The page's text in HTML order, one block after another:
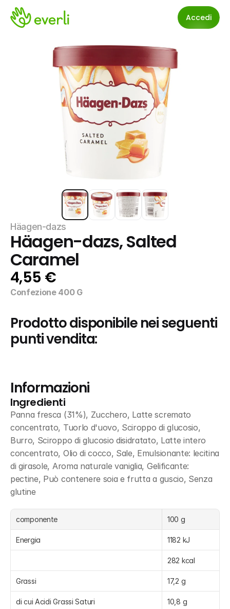
Accedi
Häagen-dazs
Häagen-dazs, Salted
Caramel
4,55 €
Confezione 400 G
Prodotto disponibile nei seguenti
punti vendita:
Informazioni
Ingredienti
Panna fresca (31%), Zucchero, Latte scremato
concentrato, Tuorlo d'uovo, Sciroppo di glucosio,
Burro, Sciroppo di glucosio disidratato, Latte intero
concentrato, Olio di cocco, Sale, Emulsionante: lecitina
di girasole, Aroma naturale vaniglia, Gelificante:
pectine, Può contenere soia e frutta a guscio, Senza
glutine
componente 100 g
Energia 1182 kJ
282 kcal
Grassi 17,2 g
di cui Acidi Grassi Saturi 10,8 g